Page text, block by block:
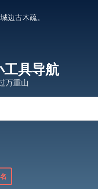
边古木疏。
具导航
万重山